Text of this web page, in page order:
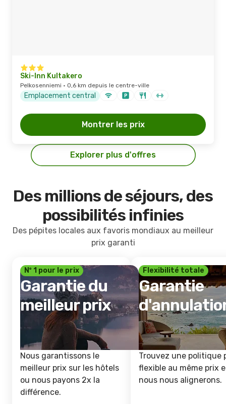
Ski-Inn Kultakero
Pelkosenniemi · 0,6 km depuis le centre-ville
Emplacement central
Montrer les prix
Explorer plus d'offres
Des millions de séjours, des
possibilités infinies
Des pépites locales aux favoris mondiaux au meilleur
prix garanti
Nº 1 pour le prix
Garantie du
meilleur prix
Nous garantissons le
meilleur prix sur les hôtels
ou nous payons 2x la
différence.
Flexibilité totale
Garantie
Trouvez une politique
flexible au même prix
nous nous alignerons.